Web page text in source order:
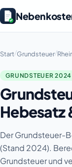
Start/Grundsteuer/
GRUNDSTEUER 2024
Hebesatz
Der Grundsteuer-
(Stand 2024).
Grundsteuer und